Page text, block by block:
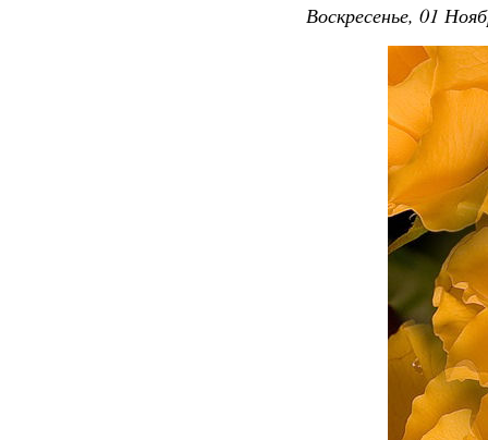
Воскресенье, 01